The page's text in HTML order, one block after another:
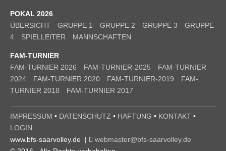
POKAL 2026
ÜBERSICHT
GRUPPE 1 GRUPPE 2 GRUPPE 3
GRUPPE
4
SPIELLEITER MANNSCHAFTEN
FAM-TURNIER
FAM-TURNIER 2026
FAM-TURNIER-2025
FAM-TURNIER
2024
FAM-TURNIER 2020 FAM-TURNIER-2019
FAM-
TURNIER 2018
FAM-TURNIER 2017
IMPRESSUM • DATENSCHUTZ • HAFTUNG • KONTAKT •
LOGIN
www.bfs-saarvolley.de |
webmaster@bfs-saarvolley.de